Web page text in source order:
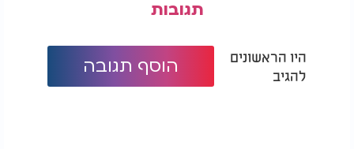
תגובות
היו הראשונים
להגיב
הוסף תגובה